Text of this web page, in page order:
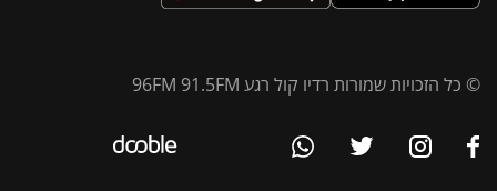
© כל הזכויות שמורות רדיו קול רגע 96FM 91.5FM